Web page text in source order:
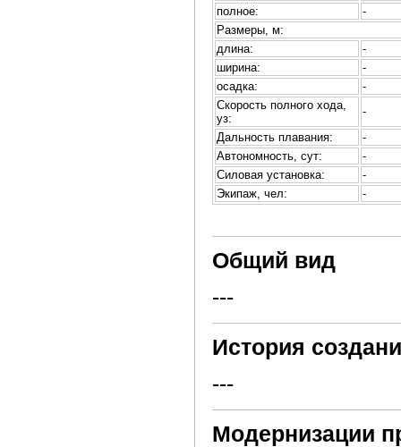
полное:
-
Размеры, м:
длина:
-
ширина:
-
осадка:
-
Скорость полного хода,
уз:
-
Дальность плавания:
-
Автономность, сут:
-
Силовая установка:
-
Экипаж, чел:
-
Общий вид
---
История
---
Модернизации